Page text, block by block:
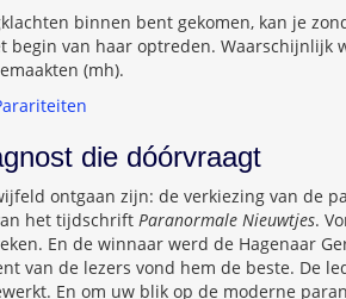
binnen bent gekomen, kan je
begin van haar optreden.
(mh).
die dóórvraagt
ontgaan zijn: de verkiezing van de
het tijdschrift Paranormale Nieuwtjes.
En de winnaar werd de Hagenaar
van de lezers vond hem de beste. De
En om uw blik op de moderne